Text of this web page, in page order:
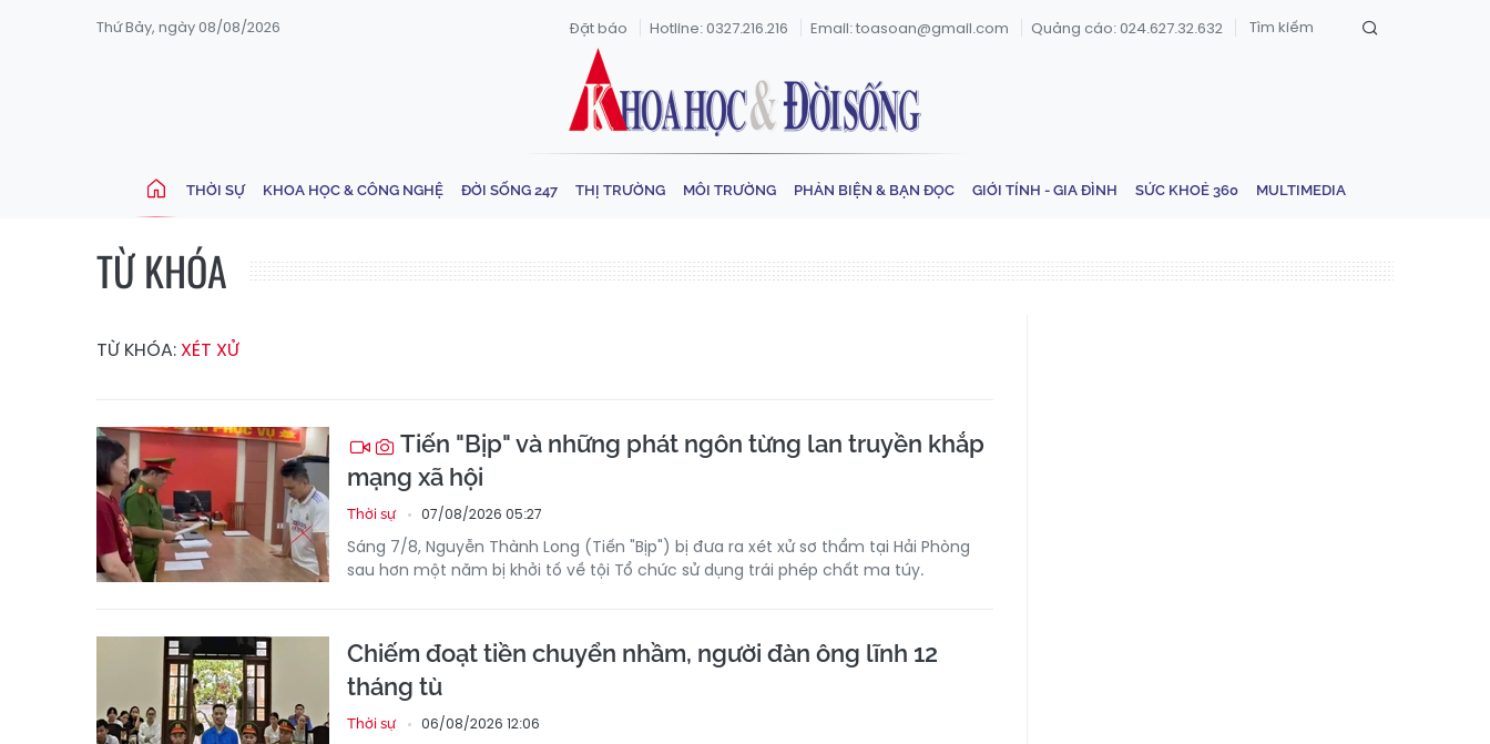
Thứ Bảy, ngày 08/08/2026 Đặt báo Hotline: 0327.216.216 Email: toasoan@gmail.com Quảng cáo: 024.627.32.632
THỜI SỰ KHOA HỌC & CÔNG NGHỆ ĐỜI SỐNG 247 THỊ TRƯỜNG MÔI TRƯỜNG PHẢN BIỆN & BẠN ĐỌC GIỚI TÍNH - GIA ĐÌNH SỨC KHOẺ 360 MULTIMEDIA
TỪ KHÓA
TỪ KHÓA: XÉT XỬ
Tiến "Bịp" và những phát ngôn từng lan truyền khắp
mạng xã hội
Thời sự 07/08/2026 05:27
Sáng 7/8, Nguyễn Thành Long (Tiến "Bịp") bị đưa ra xét xử sơ thẩm tại Hải Phòng
sau hơn một năm bị khởi tố về tội Tổ chức sử dụng trái phép chất ma túy.
Chiếm đoạt tiền chuyển nhầm, người đàn ông lĩnh 12
tháng tù
Thời sự 06/08/2026 12:06